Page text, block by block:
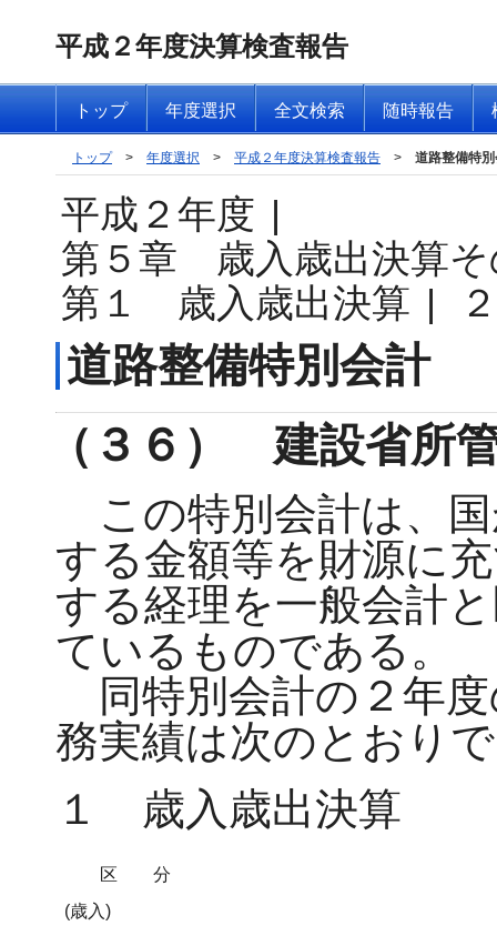
平成２年度決算検査報告
トップ 年度選択 全文検索 随時報告
トップ > 年度選択 > 平成２年度決算検査報告 > 道路整備特
平成２年度 |
第５章 歳入歳出決算そ
第１ 歳入歳出決算 |
道路整備特別会計
（３６） 建設省所
この特別会計は、
する金額等を財源に
する経理を一般会計
ているものである。
同特別会計の２年
務実績は次のとおり
１ 歳入歳出決算
区分
(歳入)